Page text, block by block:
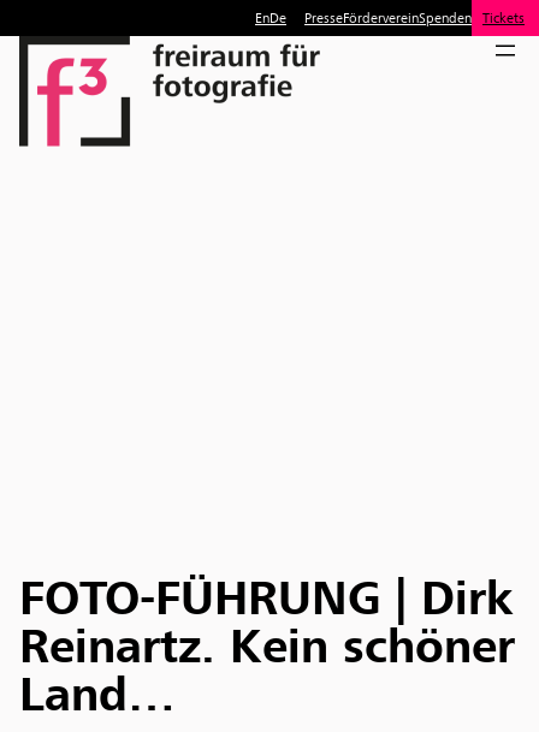
EnDe PresseFördervereinSpenden Tickets
FOTO-FÜHRUNG | Dirk
Reinartz. Kein schöner
Land…